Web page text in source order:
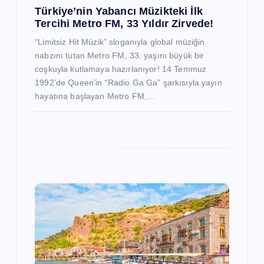
Türkiye’nin Yabancı Müzikteki İlk
Tercihi Metro FM, 33 Yıldır Zirvede!
“Limitsiz Hit Müzik” sloganıyla global müziğin
nabzını tutan Metro FM, 33. yaşını büyük bir
coşkuyla kutlamaya hazırlanıyor! 14 Temmuz
1992’de Queen’in “Radio Ga Ga” şarkısıyla yayın
hayatına başlayan Metro FM,…